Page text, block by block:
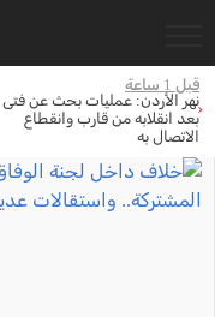
قبل 1 ساعة
نهر الأردن: عمليات بحث عن فتى
بعد انقلابه من قارب وانقطاع
الاتصال به
‹